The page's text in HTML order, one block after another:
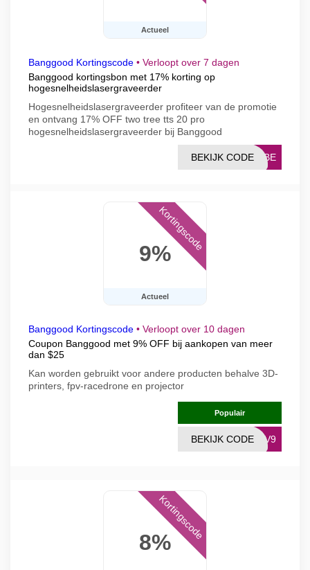
Actueel
Banggood Kortingscode • Verloopt over 7 dagen
Banggood kortingsbon met 17% korting op
hogesnelheidslasergraveerder
Hogesnelheidslasergraveerder profiteer van de promotie
en ontvang 17% OFF two tree tts 20 pro
hogesnelheidslasergraveerder bij Banggood
71BE
BEKIJK CODE
9%
Actueel
Kortingscode
Banggood Kortingscode • Verloopt over 10 dagen
Coupon Banggood met 9% OFF bij aankopen van meer
dan $25
Kan worden gebruikt voor andere producten behalve 3D-
printers, fpv-racedrone en projector
Populair
NOV9
BEKIJK CODE
8%
Kortingscode